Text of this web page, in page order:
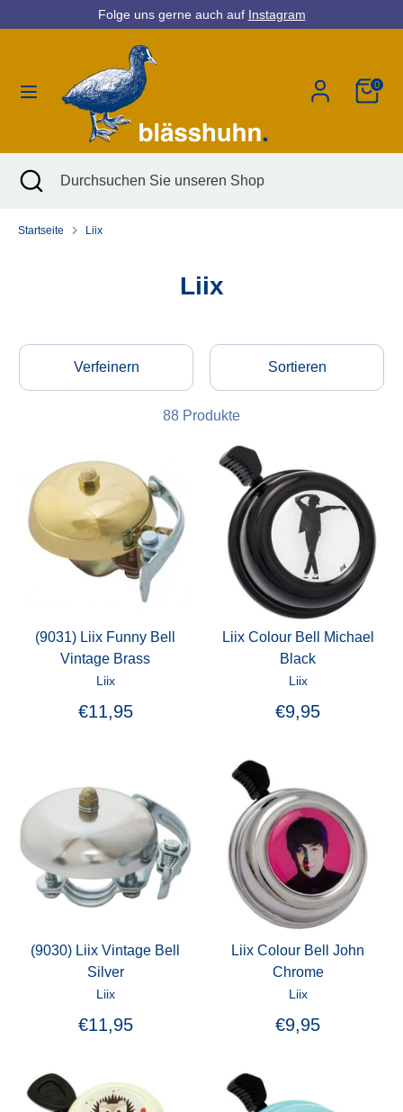
zum
Folge uns gerne auch auf Instagram
0
Währung
SuchenDurchsuchen
Sie
unseren
Shop
SuchenDurchsuchen
Shop
Suche
schließen
Startseite Liix
Liix
Verfeinern Sortieren
88 Produkte
(9031) Liix Funny Bell
Vintage Brass
Liix
€11,95
Liix Colour Bell Michael
Black
Liix
€9,95
(9030) Liix Vintage Bell
Silver
Liix
€11,95
Liix Colour Bell John
Chrome
Liix
€9,95